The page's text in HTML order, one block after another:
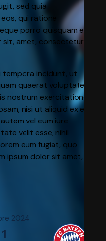
sed quia
qui ratione
porro quisquam est,
sit, amet, consectetur,
tempora incidunt, ut
quaerat voluptatem.
nostrum exercitationem
nisi ut aliquid ex ea
vel eum iure
velit esse, nihil
eum fugiat, quo
ipsum dolor sit amet,
2024
1